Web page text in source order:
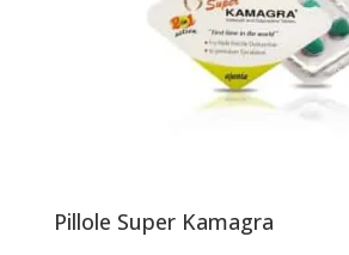
Pillole Super Kamagra